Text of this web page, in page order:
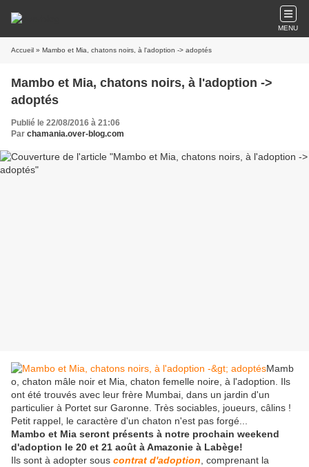
MENU
Accueil » Mambo et Mia, chatons noirs, à l'adoption -> adoptés
Mambo et Mia, chatons noirs, à l'adoption ->
adoptés
Publié le 22/08/2016 à 21:06
Par chamania.over-blog.com
Mamb
o, chaton mâle noir et Mia, chaton femelle noire, à l'adoption. Ils
ont été trouvés avec leur frère Mumbai, dans un jardin d'un
particulier à Portet sur Garonne. Très sociables, joueurs, câlins !
Petit rappel, le caractère d'un chaton n'est pas forgé...
Mambo et Mia seront présents à notre prochain weekend
d'adoption le 20 et 21 août à Amazonie à Labège!
Ils sont à adopter sous contrat d'adoption , comprenant la